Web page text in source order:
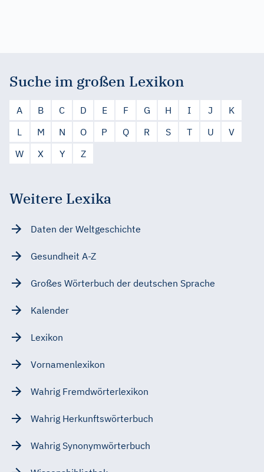
Suche im großen Lexikon
A B C D E F G H I J
K
L
M N O P Q R S T U
V
W
X Y Z
Weitere Lexika
Daten der Weltgeschichte
Gesundheit A-Z
Großes Wörterbuch der deutschen Sprache
Kalender
Lexikon
Vornamenlexikon
Wahrig Fremdwörterlexikon
Wahrig Herkunftswörterbuch
Wahrig Synonymwörterbuch